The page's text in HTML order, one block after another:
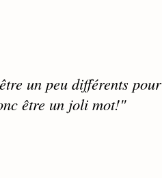
un peu différents pour
être un joli mot!"